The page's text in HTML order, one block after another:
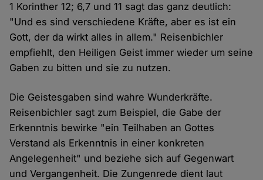
1 Korinther 12; 6,7 und 11 sagt das ganz deutlich:
"Und es sind verschiedene Kräfte, aber es ist ein
Gott, der da wirkt alles in allem." Reisenbichler
empfiehlt, den Heiligen Geist immer wieder um seine
Gaben zu bitten und sie zu nutzen.
Die Geistesgaben sind wahre Wunderkräfte.
Reisenbichler sagt zum Beispiel, die Gabe der
Erkenntnis bewirke "ein Teilhaben an Gottes
Verstand als Erkenntnis in einer konkreten
Angelegenheit" und beziehe sich auf Gegenwart
und Vergangenheit. Die Zungenrede dient laut